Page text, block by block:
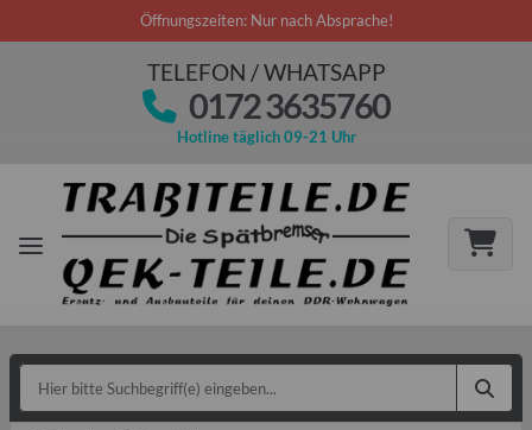
Öffnungszeiten: Nur nach Absprache!
TELEFON / WHATSAPP
0172 3635760
Hotline täglich 09-21 Uhr